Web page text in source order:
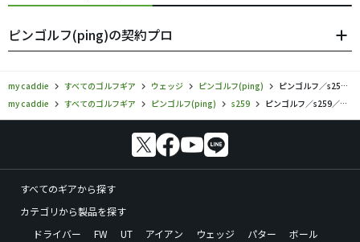
ピンゴルフ(ping)の契約プロ
my caddie すべてのゴルフギア ウェッジ ピンゴルフ(ping)
ピンゴルフ／s259／ウェッジの口コミ評価
my caddie
すべてのゴルフギア ピンゴルフ(ping) s259 ピンゴルフ／s259／ウェッジの口コミ評価
すべてのギアから探す
カテゴリから製品を探す
ドライバー
FW UT アイアン ウェッジ パター
ボール